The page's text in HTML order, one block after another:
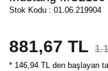
Stok Kodu : 01.06.219904
881,67 TL
* 146,94 TL den başlayan